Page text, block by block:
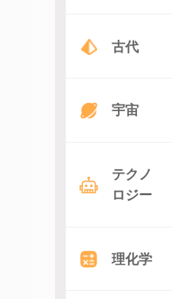
古代
宇宙
テクノ
ロジー
理化学